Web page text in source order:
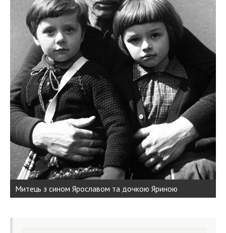
Митець з сином Ярославом та дочкою Яриною